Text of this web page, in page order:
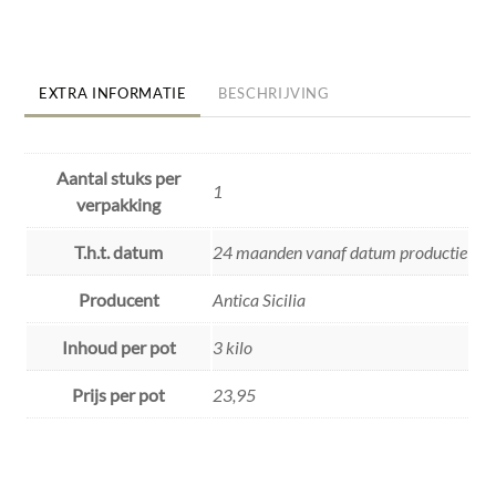
EXTRA INFORMATIE BESCHRIJVING
Aantal stuks per
verpakking
1
T.h.t. datum 24 maanden vanaf datum productie
Producent Antica Sicilia
Inhoud per pot 3 kilo
Prijs per pot 23,95